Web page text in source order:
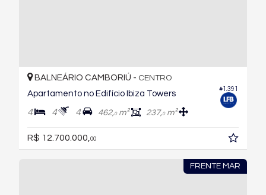
#1.391
BALNEÁRIO CAMBORIÚ - CENTRO
Apartamento no Edifício Ibiza Towers
4 4 4 462,0m² 237,0m²
R$ 12.700.000, 00
FRENTE MAR